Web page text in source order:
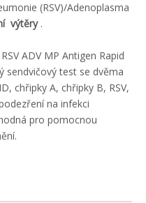
(RSV)/Adenoplasma
výtěry .
ADV MP Antigen Rapid
sendvičový test se dvěma
chřipky A, chřipky B, RSV,
na infekci
pro pomocnou